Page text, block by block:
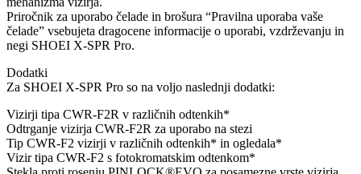
Priročnik za uporabo čelade in brošura “Pravilna uporaba vaše
čelade” vsebujeta dragocene informacije o uporabi, vzdrževanju in
negi SHOEI X-SPR Pro.
Dodatki
Za SHOEI X-SPR Pro so na voljo naslednji dodatki:
Vizirji tipa CWR-F2R v različnih odtenkih*
Odtrganje vizirja CWR-F2R za uporabo na stezi
Tip CWR-F2 vizirji v različnih odtenkih* in ogledala*
Vizir tipa CWR-F2 s fotokromatskim odtenkom*